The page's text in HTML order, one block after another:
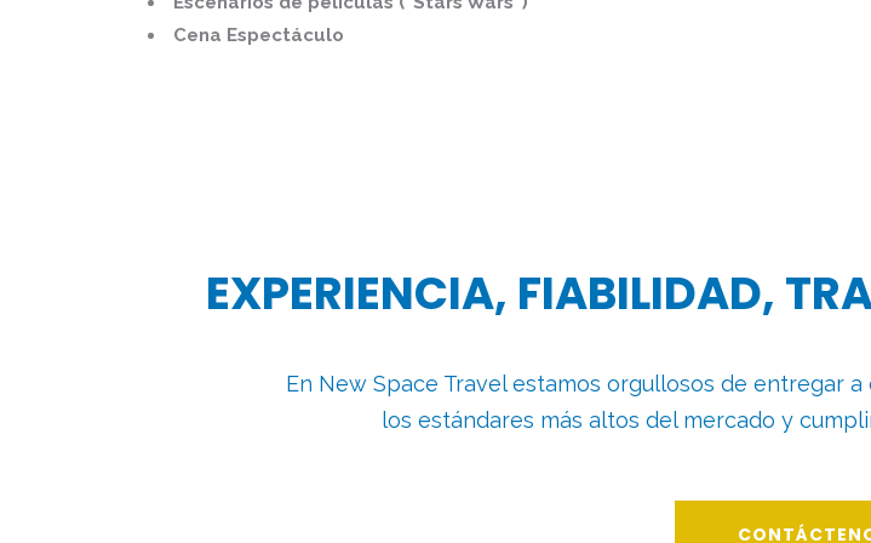
Cena Espectáculo
EXPERIENCIA, FIABILIDAD,
En New Space Travel estamos orgullosos de entregar
los estándares más altos del mercado y